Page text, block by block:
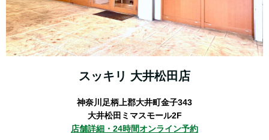
スッキリ 大井松田店
神奈川足柄上郡大井町金子343
大井松田ミマスモール2F
店舗詳細・ 24時間オンライン予約